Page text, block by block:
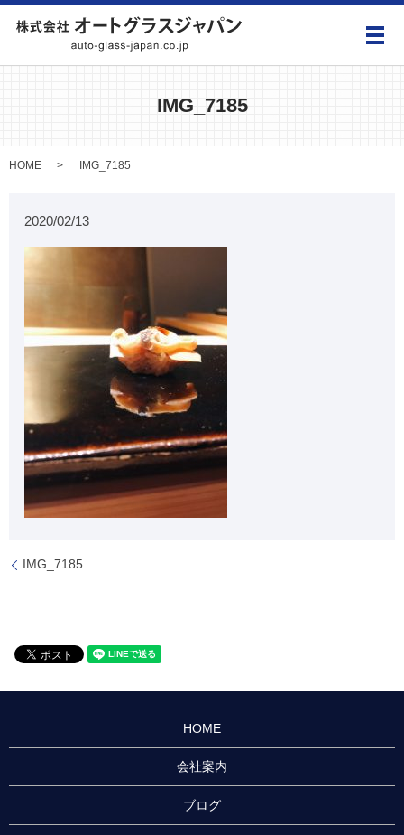
メ
IMG_7185
HOME IMG_7185
2020/02/13
IMG_7185
HOME
会社案内
ブログ